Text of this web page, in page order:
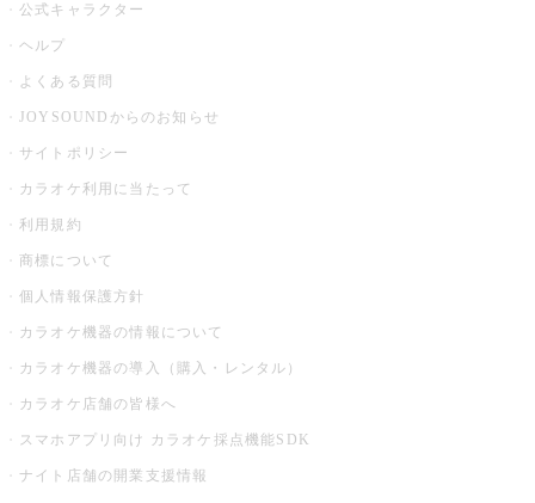
公式キャラクター
ヘルプ
よくある質問
JOYSOUNDからのお知らせ
サイトポリシー
カラオケ利用に当たって
利用規約
商標について
個人情報保護方針
カラオケ機器の情報について
カラオケ機器の導入（購入・レンタル）
カラオケ店舗の皆様へ
スマホアプリ向け カラオケ採点機能SDK
ナイト店舗の開業支援情報